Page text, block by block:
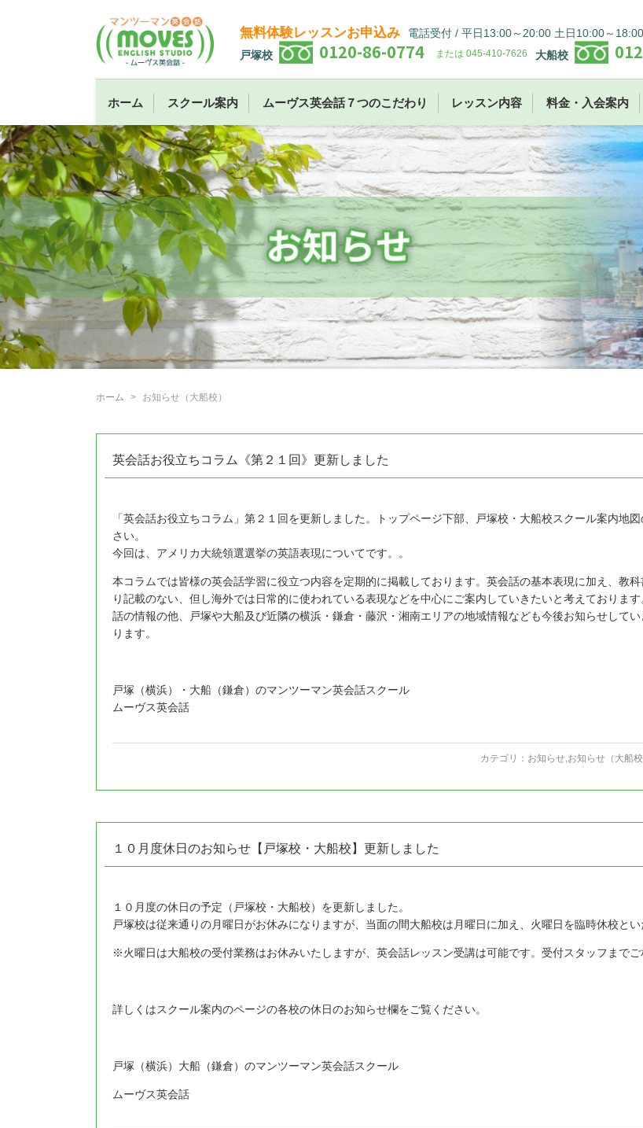
無料体験レッスンお申込み
電話受付 / 平日13:00～20:00 土日10:00～18:00
戸塚校
0120-86-0774 または 045-410-7626 大船校
ホーム スクール案内 ムーヴス英会話７つのこだわり レッスン内容 料金・入会案内
ホーム お知らせ（大船校）
英会話お役立ちコラム《第２１回》更新しました
「英会話お役立ちコラム」第２１回を更新しました。トップページ下部、戸塚校・大船校スクール案内地
さい。
今回は、アメリカ大統領選選挙の英語表現についてです。。
本コラムでは皆様の英会話学習に役立つ内容を定期的に掲載しております。英会話の基本表現に加え、教科
り記載のない、但し海外では日常的に使われている表現などを中心にご案内していきたいと考えておりま
話の情報の他、戸塚や大船及び近隣の横浜・鎌倉・藤沢・湘南エリアの地域情報なども今後お知らせして
ります。
戸塚（横浜）・大船（鎌倉）のマンツーマン英会話スクール
ムーヴス英会話
カテゴリ： お知らせ お知らせ（大船校
１０月度休日のお知らせ【戸塚校・大船校】更新しました
１０月度の休日の予定（戸塚校・大船校）を更新しました。
戸塚校は従来通りの月曜日がお休みになりますが、当面の間大船校は月曜日に加え、火曜日を臨時休校とい
※火曜日は大船校の受付業務はお休みいたしますが、英会話レッスン受講は可能です。受付スタッフまでご
詳しくはスクール案内のページの各校の休日のお知らせ欄をご覧ください。
戸塚（横浜）大船（鎌倉）のマンツーマン英会話スクール
ムーヴス英会話